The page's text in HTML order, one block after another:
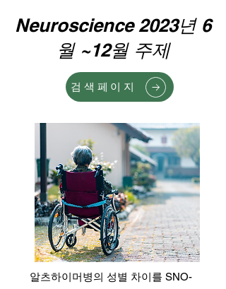
Neuroscience 2023년 6
월 ~12월 주제
검색페이지
알츠하이머병의 성별 차이를 SNO-